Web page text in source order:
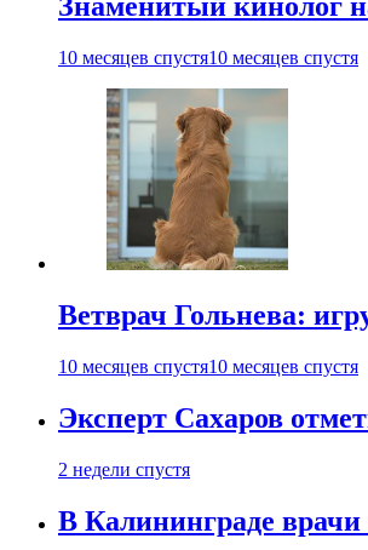
Знаменитый кинолог
10 месяцев спустя10 месяцев спустя
Ветврач Гольнева:
10 месяцев спустя10 месяцев спустя
Эксперт Сахаров
2 недели спустя
В Калининграде врачи